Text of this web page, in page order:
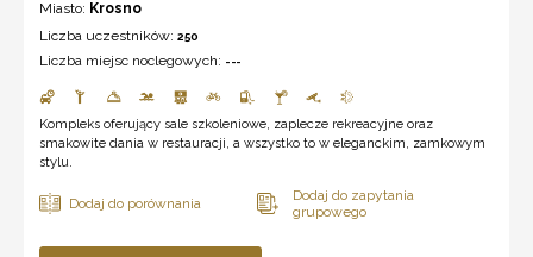
Miasto: Krosno
Liczba uczestników: 250
Liczba miejsc noclegowych: ---
Kompleks oferujący sale szkoleniowe, zaplecze rekreacyjne oraz
smakowite dania w restauracji, a wszystko to w eleganckim, zamkowym
stylu.